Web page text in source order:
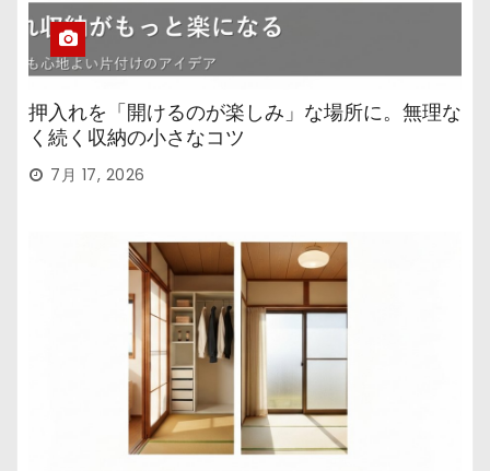
押入れを「開けるのが楽しみ」な場所に。無理な
く続く収納の小さなコツ
7月 17, 2026